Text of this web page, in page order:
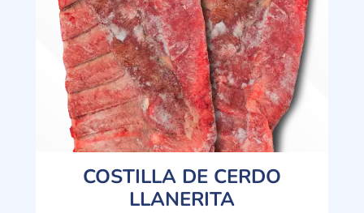
COSTILLA DE CERDO
LLANERITA